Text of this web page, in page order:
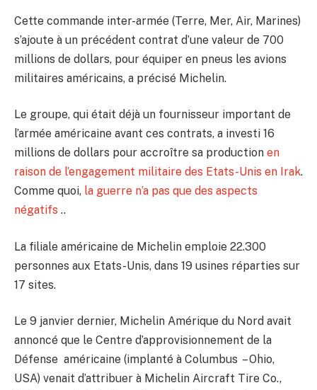
Cette commande inter-armée (Terre, Mer, Air, Marines)
s’ajoute à un précédent contrat d’une valeur de 700
millions de dollars, pour équiper en pneus les avions
militaires américains, a précisé Michelin.
Le groupe, qui était déjà un fournisseur important de
l’armée américaine avant ces contrats, a investi 16
millions de dollars pour accroître sa production en
raison de l’engagement militaire des Etats-Unis en Irak.
Comme quoi, la guerre n’a pas que des aspects
négatifs ..
La filiale américaine de Michelin emploie 22.300
personnes aux Etats-Unis, dans 19 usines réparties sur
17 sites.
Le 9 janvier dernier, Michelin Amérique du Nord avait
annoncé que le Centre d’approvisionnement de la
Défense américaine (implanté à Columbus – Ohio,
USA) venait d’attribuer à Michelin Aircraft Tire Co.,